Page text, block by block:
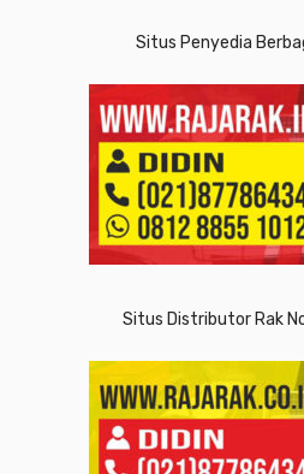
Situs Penyedia
Situs Distributor Rak